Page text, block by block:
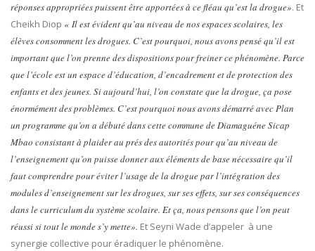
réponses appropriées puissent être apportées à ce fléau qu’est la drogue». Et
Cheikh Diop « Il est évident qu’au niveau de nos espaces scolaires, les
élèves consomment les drogues. C’est pourquoi, nous avons pensé qu’il est
important que l’on prenne des dispositions pour freiner ce phénomène. Parce
que l’école est un espace d’éducation, d’encadrement et de protection des
enfants et des jeunes. Si aujourd’hui, l’on constate que la drogue, ça pose
énormément des problèmes. C’est pourquoi nous avons démarré avec Plan
un programme qu’on a débuté dans cette commune de Diamaguéne Sicap
Mbao consistant à plaider au prés des autorités pour qu’au niveau de
l’enseignement qu’on puisse donner aux éléments de base nécessaire qu’il
faut comprendre pour éviter l’usage de la drogue par l’intégration des
modules d’enseignement sur les drogues, sur ses effets, sur ses conséquences
dans le curriculum du système scolaire. Et ça, nous pensons que l’on peut
réussi si tout le monde s’y mette». Et Seyni Wade d’appeler à une
synergie collective pour éradiquer le phénomène.